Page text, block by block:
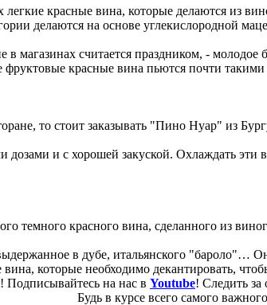
красные вина, которые делаются из
делаются на основе углекислородной
магазинах считается праздником, -
красные вина пьются почти
то стоит заказывать "Пино Нуар" из
и с хорошей закуской. Охлаждать эти
темного красного вина, сделанного из
в дубе, итальянского "бароло"…
которые необходимо декантировать,
на нас в Youtube! Следить
Будь в курсе всего самого